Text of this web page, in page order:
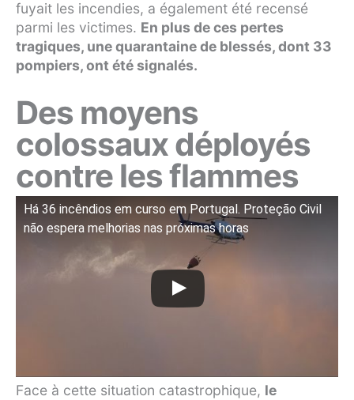
fuyait les incendies, a également été recensé
parmi les victimes. En plus de ces pertes
tragiques, une quarantaine de blessés, dont 33
pompiers, ont été signalés.
Des moyens
colossaux déployés
contre les flammes
Há 36 incêndios em curso em Portugal. Proteção Civil
não espera melhorias nas próximas horas
Face à cette situation catastrophique, le